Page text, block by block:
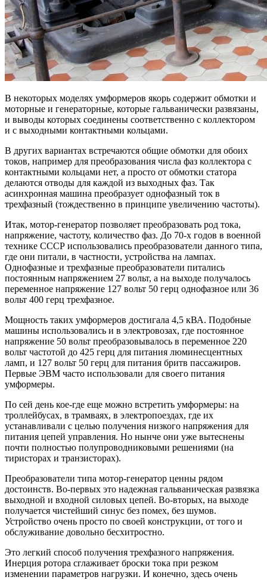
В некоторых моделях умформеров якорь содержит обмотки и
моторные и генераторные, которые гальванически развязаны,
и выводы которых соединены соответственно с коллектором
и с выходными контактными кольцами.
В других вариантах встречаются общие обмотки для обоих
токов, например для преобразования числа фаз коллектора с
контактными кольцами нет, а просто от обмотки статора
делаются отводы для каждой из выходных фаз. Так
асинхронная машина преобразует однофазный ток в
трехфазный (тождественно в принципе увеличению частоты).
Итак, мотор-генератор позволяет преобразовать род тока,
напряжение, частоту, количество фаз. До 70-х годов в военной
технике СССР использовались преобразователи данного типа,
где они питали, в частности, устройства на лампах.
Однофазные и трехфазные преобразователи питались
постоянным напряжением 27 вольт, а на выходе получалось
переменное напряжение 127 вольт 50 герц однофазное или 36
вольт 400 герц трехфазное.
Мощность таких умформеров достигала 4,5 кВА. Подобные
машины использовались и в электровозах, где постоянное
напряжение 50 вольт преобразовывалось в переменное 220
вольт частотой до 425 герц для питания люминесцентных
ламп, и 127 вольт 50 герц для питания бритв пассажиров.
Первые ЭВМ часто использовали для своего питания
умформеры.
По сей день кое-где еще можно встретить умформеры: на
троллейбусах, в трамваях, в электропоездах, где их
устанавливали с целью получения низкого напряжения для
питания цепей управления. Но нынче они уже вытеснены
почти полностью полупроводниковыми решениями (на
тиристорах и транзисторах).
Преобразователи типа мотор-генератор ценны рядом
достоинств. Во-первых это надежная гальваническая развязка
выходной и входной силовых цепей. Во-вторых, на выходе
получается чистейший синус без помех, без шумов.
Устройство очень просто по своей конструкции, от того и
обслуживание довольно бесхитростно.
Это легкий способ получения трехфазного напряжения.
Инерция ротора сглаживает броски тока при резком
изменении параметров нагрузки. И конечно, здесь очень